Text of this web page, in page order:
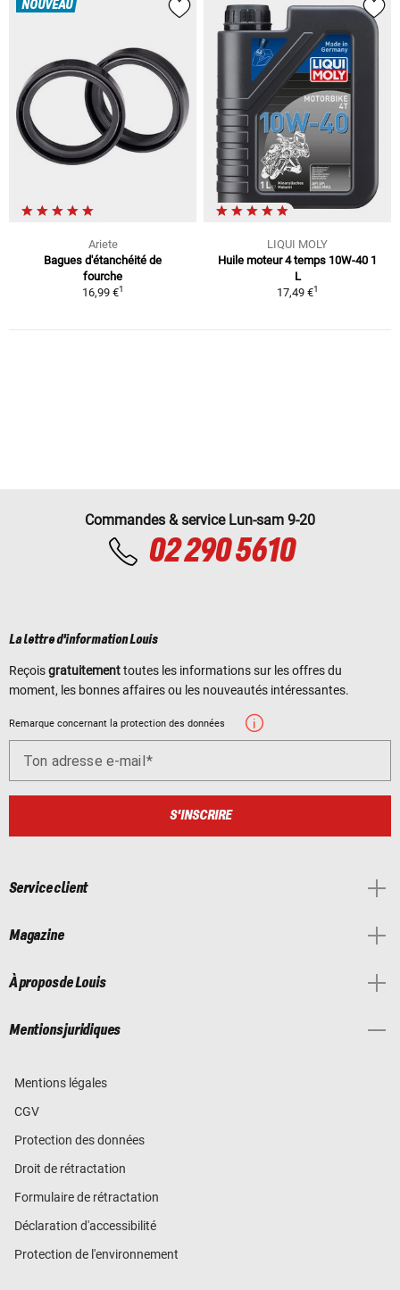
NOUVEAU
Ariete
Bagues d'étanchéité de
fourche
16,99 €1
LIQUI MOLY
Huile moteur 4 temps 10W-40 1
L
17,49 €1
Commandes & service Lun-sam 9-20
02 290 5610
La lettre d'information Louis
Reçoisgratuitementtoutes les informations sur les offres du
moment, les bonnes affaires ou les nouveautés intéressantes.
Remarque concernant la protection des données
Ton adresse e-mail
S'INSCRIRE
Service client
Magazine
À propos de Louis
Mentions juridiques
Mentions légales
CGV
Protection des données
Droit de rétractation
Formulaire de rétractation
Déclaration d'accessibilité
Protection de l'environnement